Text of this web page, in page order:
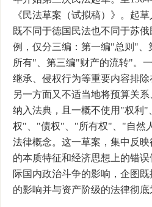
《民法草案（试拟稿）》。起
既不同于德国民法也不同于苏
例，仅分三编：第一编"总则"、
所有"、第三编"财产的流转"。一
继承、侵权行为等重要内容排除
另一方面又不适当地将预算关
纳入法典，且一概不使用"权利
权"、"债权"、"所有权"、"自然
法律概念。这一草案，集中反映
的本质特征和经济思想上的错误
际国内政治斗争的影响，企图
的影响并与资产阶级的法律彻底